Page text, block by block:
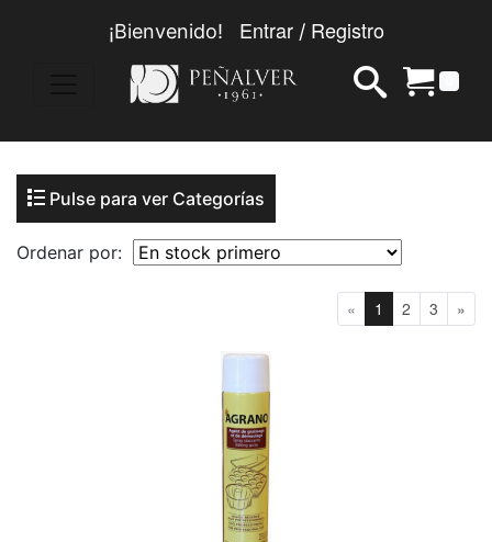
¡Bienvenido! Entrar/ Registro
Pulse para ver Categorías
Ordenar por:
« 1 2 3 »